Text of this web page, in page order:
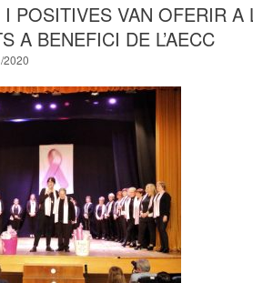
POSITIVES VAN OFERIR A
A BENEFICI DE L’AECC
2020